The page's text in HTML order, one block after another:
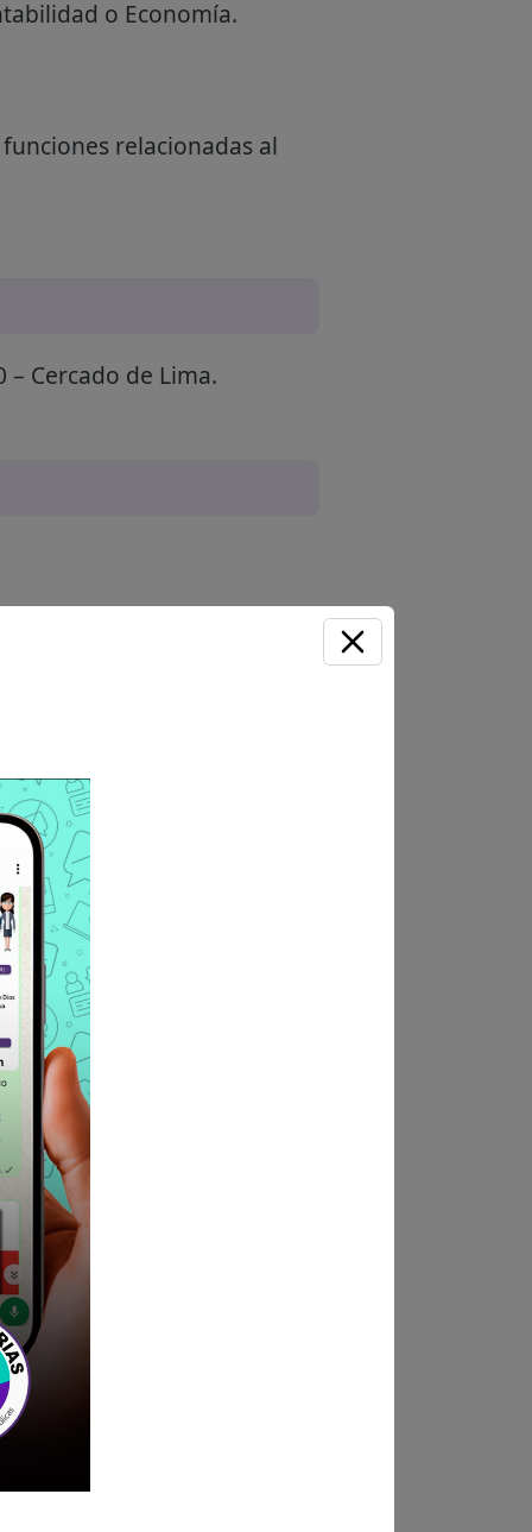
o Economía.
relacionadas al
Cercado de Lima.
de Partes del GRML,
las bases